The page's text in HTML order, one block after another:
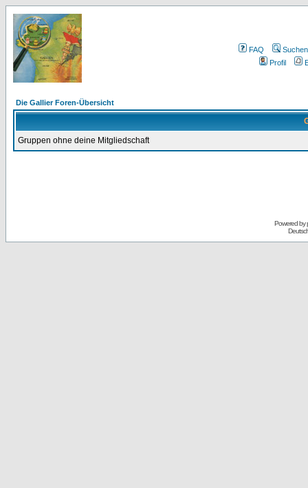
FAQ
Suchen
Profil
Die Gallier Foren-Übersicht
Gruppen ohne deine Mitgliedschaft
Powered by